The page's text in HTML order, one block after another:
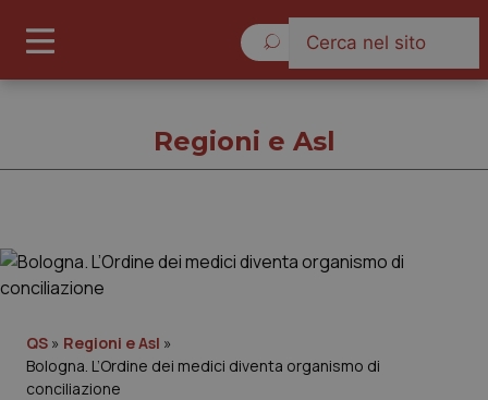
Governo e Parlamento
Regioni e Asl
QS » Regioni e Asl »
Bologna. L’Ordine dei medici diventa organismo di
conciliazione